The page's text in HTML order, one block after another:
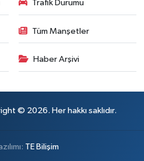
Trafik Durumu
Tüm Manşetler
Haber Arşivi
© 2026. Her hakkı saklıdır.
TE Bilişim